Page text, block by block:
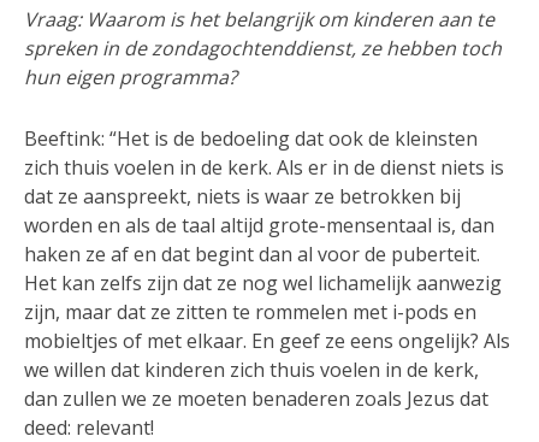
Vraag: Waarom is het belangrijk om kinderen aan te
spreken in de zondagochtenddienst, ze hebben toch
hun eigen programma?
Beeftink: “Het is de bedoeling dat ook de kleinsten
zich thuis voelen in de kerk. Als er in de dienst niets is
dat ze aanspreekt, niets is waar ze betrokken bij
worden en als de taal altijd grote-mensentaal is, dan
haken ze af en dat begint dan al voor de puberteit.
Het kan zelfs zijn dat ze nog wel lichamelijk aanwezig
zijn, maar dat ze zitten te rommelen met i-pods en
mobieltjes of met elkaar. En geef ze eens ongelijk? Als
we willen dat kinderen zich thuis voelen in de kerk,
dan zullen we ze moeten benaderen zoals Jezus dat
deed: relevant!